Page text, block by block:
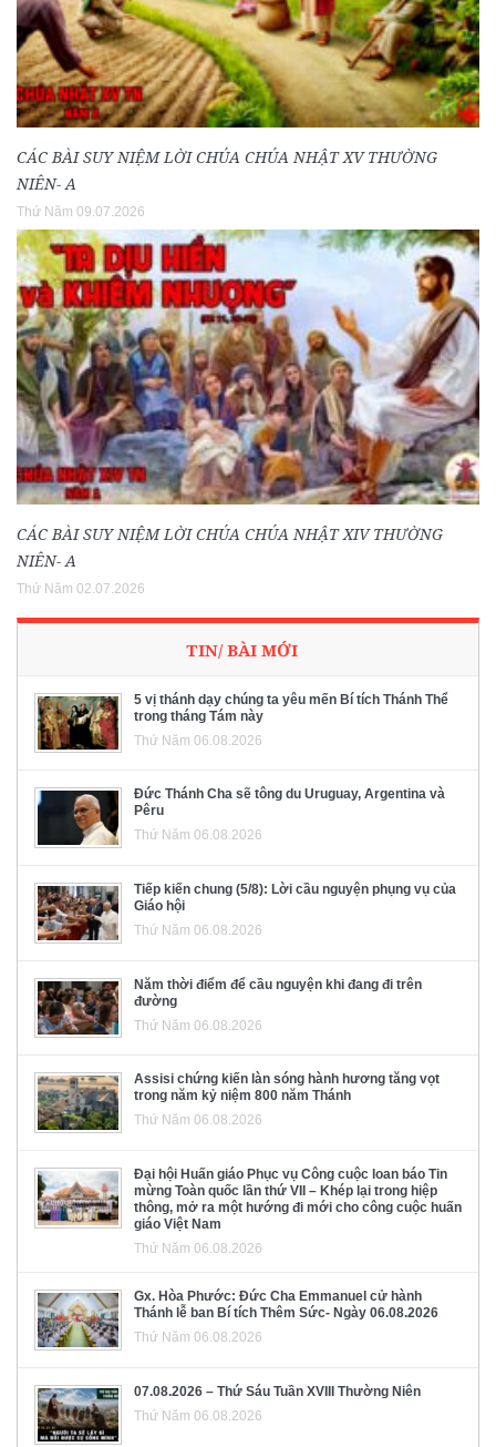
CÁC BÀI SUY NIỆM LỜI CHÚA CHÚA NHẬT XV THƯỜNG
NIÊN- A
Thứ Năm 09.07.2026
CÁC BÀI SUY NIỆM LỜI CHÚA CHÚA NHẬT XIV THƯỜNG
NIÊN- A
Thứ Năm 02.07.2026
TIN/ BÀI MỚI
5 vị thánh dạy chúng ta yêu mến Bí tích Thánh Thể
trong tháng Tám này
Thứ Năm 06.08.2026
Đức Thánh Cha sẽ tông du Uruguay, Argentina và
Pêru
Thứ Năm 06.08.2026
Tiếp kiến chung (5/8): Lời cầu nguyện phụng vụ của
Giáo hội
Thứ Năm 06.08.2026
Năm thời điểm để cầu nguyện khi đang đi trên
đường
Thứ Năm 06.08.2026
Assisi chứng kiến làn sóng hành hương tăng vọt
trong năm kỷ niệm 800 năm Thánh
Thứ Năm 06.08.2026
Đại hội Huấn giáo Phục vụ Công cuộc loan báo Tin
mừng Toàn quốc lần thứ VII – Khép lại trong hiệp
thông, mở ra một hướng đi mới cho công cuộc huấn
giáo Việt Nam
Thứ Năm 06.08.2026
Gx. Hòa Phước: Đức Cha Emmanuel cử hành
Thánh lễ ban Bí tích Thêm Sức- Ngày 06.08.2026
Thứ Năm 06.08.2026
07.08.2026 – Thứ Sáu Tuần XVIII Thường Niên
Thứ Năm 06.08.2026